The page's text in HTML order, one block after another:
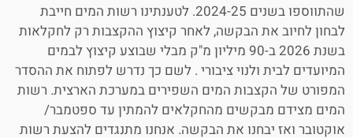
שהתווספו בשנים 2024-25. לטענתינו רשות המים חייבת
לבחון לחיוב את הבקשה, לאחר קיצוץ ההקצבות רק לחקלאות
בשנת 2026 ב-90 מיליון מ"ק מבלי שבוצע קיצוץ לבמים
המיועדים לבית ולנוי ציבורי . לשם כך נדרש לפתוח את ההסדר
המפורט של הקצבות המים השפירים במערכת הארצית. רשות
המים מצידם מבקשים מהחקלאים להמתין עד ספטמבר/
אוקטובר ואז יבחנו את הבקשה. אנחנו מתנגדים להצעת רשות